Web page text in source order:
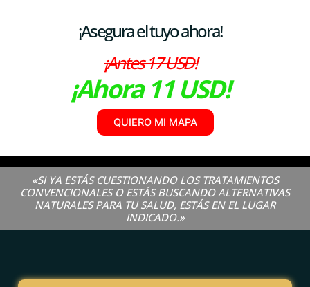
¡Asegura el tuyo ahora!
¡Antes 17 USD!
¡Ahora 11 USD!
QUIERO MI MAPA
«SI YA ESTÁS CUESTIONANDO LOS TRATAMIENTOS
CONVENCIONALES O ESTÁS BUSCANDO ALTERNATIVAS
NATURALES PARA TU SALUD, ESTÁS EN EL LUGAR
INDICADO.»